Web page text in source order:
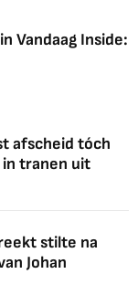
Vandaag Inside:
afscheid tóch
tranen uit
stilte na
Johan